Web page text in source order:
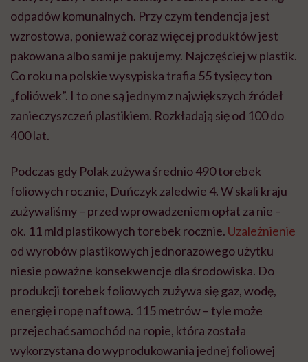
odpadów komunalnych. Przy czym tendencja jest
wzrostowa, ponieważ coraz więcej produktów jest
pakowana albo sami je pakujemy. Najczęściej w plastik.
Co roku na polskie wysypiska trafia 55 tysięcy ton
„foliówek”. I to one są jednym z największych źródeł
zanieczyszczeń plastikiem. Rozkładają się od 100 do
400 lat.
Podczas gdy Polak zużywa średnio 490 torebek
foliowych rocznie, Duńczyk zaledwie 4. W skali kraju
zużywaliśmy – przed wprowadzeniem opłat za nie –
ok. 11 mld plastikowych torebek rocznie. Uzależnienie
od wyrobów plastikowych jednorazowego użytku
niesie poważne konsekwencje dla środowiska. Do
produkcji torebek foliowych zużywa się gaz, wodę,
energię i ropę naftową. 115 metrów – tyle może
przejechać samochód na ropie, która została
wykorzystana do wyprodukowania jednej foliowej